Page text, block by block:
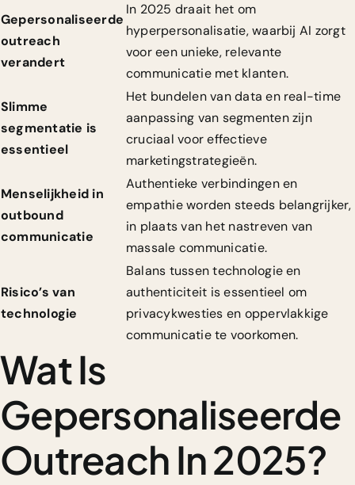
Gepersonaliseerde
outreach
verandert
In 2025 draait het om
hyperpersonalisatie, waarbij AI zorgt
voor een unieke, relevante
communicatie met klanten.
Slimme
segmentatie is
essentieel
Het bundelen van data en real-time
aanpassing van segmenten zijn
cruciaal voor effectieve
marketingstrategieën.
Menselijkheid in
outbound
communicatie
Authentieke verbindingen en
empathie worden steeds belangrijker,
in plaats van het nastreven van
massale communicatie.
Risico’s van
technologie
Balans tussen technologie en
authenticiteit is essentieel om
privacykwesties en oppervlakkige
communicatie te voorkomen.
Wat Is
Gepersonaliseerde
Outreach In 2025?